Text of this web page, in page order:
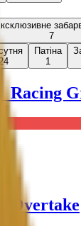
7
24
Патіна
1
Racing
Overtake